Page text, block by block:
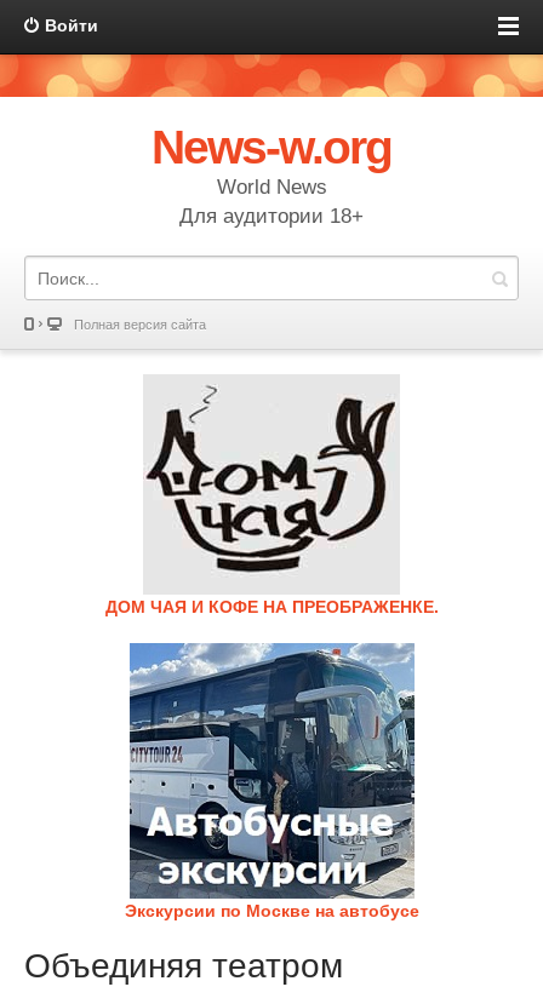
Войти
News-w.org
World News
Для аудитории 18+
Полная версия сайта
ДОМ ЧАЯ И КОФЕ НА ПРЕОБРАЖЕНКЕ.
Экскурсии по Москве на автобусе
Объединяя театром